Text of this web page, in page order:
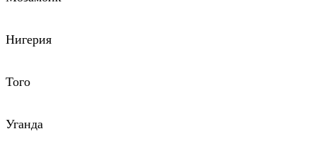
Нигерия
Того
Уганда